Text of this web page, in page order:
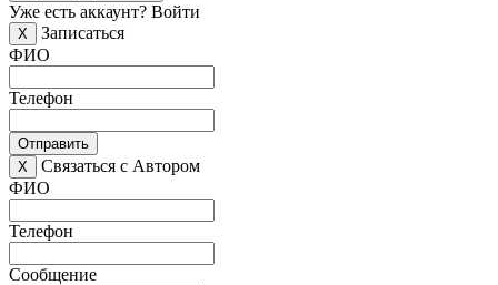
Уже есть аккаунт? Войти
X
Записаться
ФИО
Телефон
Отправить
X
Связаться с Автором
ФИО
Телефон
Сообщение